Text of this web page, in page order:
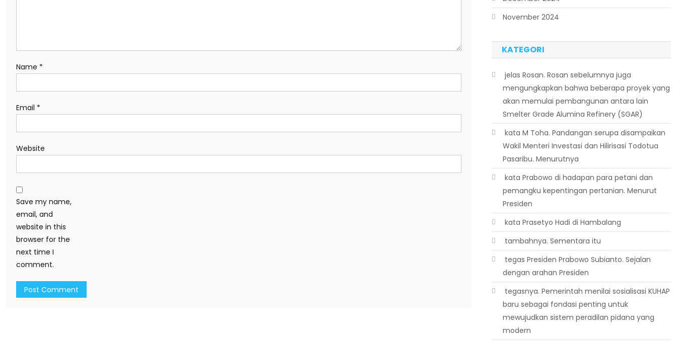
Name *
Email *
Website
Save my name,
email, and
website in this
browser for the
next time I
comment.
November 2024
KATEGORI
 jelas Rosan. Rosan sebelumnya juga
mengungkapkan bahwa beberapa proyek yang
akan memulai pembangunan antara lain
Smelter Grade Alumina Refinery (SGAR)
 kata M Toha. Pandangan serupa disampaikan
Wakil Menteri Investasi dan Hilirisasi Todotua
Pasaribu. Menurutnya
 kata Prabowo di hadapan para petani dan
pemangku kepentingan pertanian. Menurut
Presiden
 kata Prasetyo Hadi di Hambalang
 tambahnya. Sementara itu
 tegas Presiden Prabowo Subianto. Sejalan
dengan arahan Presiden
 tegasnya. Pemerintah menilai sosialisasi KUHAP
baru sebagai fondasi penting untuk
mewujudkan sistem peradilan pidana yang
modern